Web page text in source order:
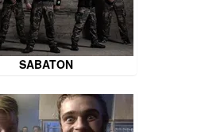
SABATON